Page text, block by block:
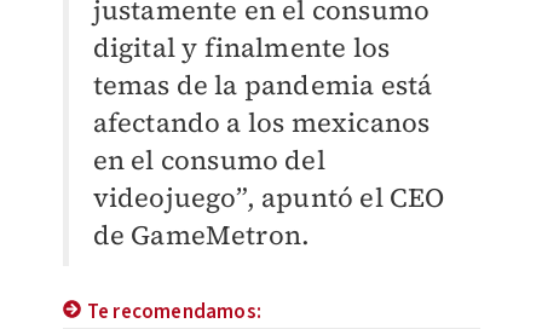
justamente en el consumo
digital y finalmente los
temas de la pandemia está
afectando a los mexicanos
en el consumo del
videojuego”, apuntó el CEO
de GameMetron.
Te recomendamos: